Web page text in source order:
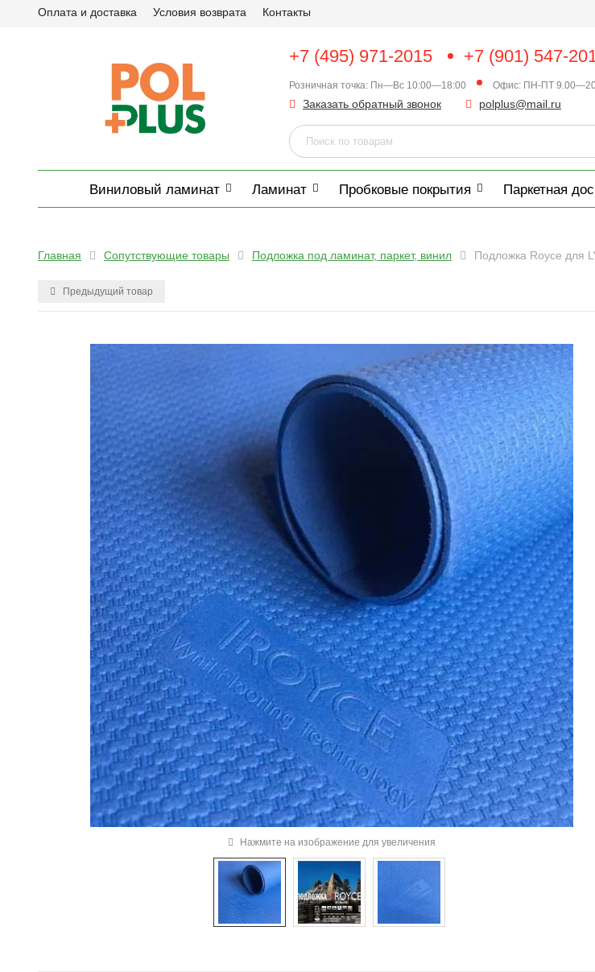
Оплата и доставка Условия возврата Контакты
+7 (495) 971-2015 +7 (901) 547-
Розничная точка: Пн—Вс 10:00—18:00 Офис: ПН-ПТ
Заказать обратный звонок polplus@mail.ru
Виниловый ламинат Ламинат Пробковые покрытия Паркетная
Главная Сопутствующие товары Подложка под ламинат, паркет, винил Подложка Royce для
Предыдущий товар
Нажмите на изображение для увеличения